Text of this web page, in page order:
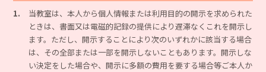
1.
当教室は、本人から個人情報または利用目的の開示を求められた
ときは、書面又は電磁的記録の提供により遅滞なくこれを開示し
ます。ただし、開示することにより次のいずれかに該当する場合
は、その全部または一部を開示しないこともあります。開示しな
い決定をした場合や、開示に多額の費用を要する場合等ご本人か